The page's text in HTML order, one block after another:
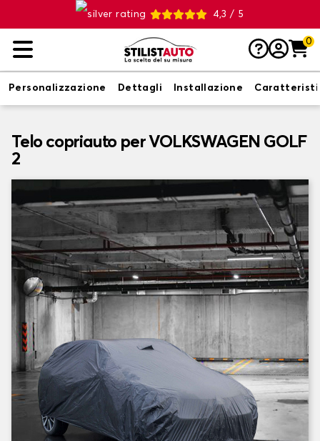
4,3 / 5
0
Personalizzazione Dettagli Installazione
Telo copriauto per VOLKSWAGEN GOLF
2